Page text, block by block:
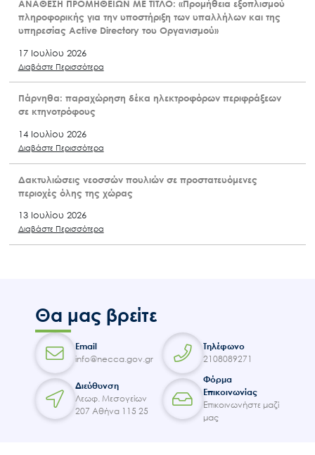
ΑΝΑΘΕΣΗ ΠΡΟΜΗΘΕΙΩΝ ΜΕ ΤΙΤΛΟ: «Προμήθεια εξοπλισμού
πληροφορικής για την υποστήριξη των υπαλλήλων και της
υπηρεσίας Active Directory του Οργανισμού»
17 Ιουλίου 2026
Διαβάστε Περισσότερα
Πάρνηθα: παραχώρηση δέκα ηλεκτροφόρων περιφράξεων
σε κτηνοτρόφους
14 Ιουλίου 2026
Διαβάστε Περισσότερα
Δακτυλιώσεις νεοσσών πουλιών σε προστατευόμενες
περιοχές όλης της χώρας
13 Ιουλίου 2026
Διαβάστε Περισσότερα
Θα μας βρείτε
Email
info@necca.gov.gr
Τηλέφωνο
2108089271
Διεύθυνση
Λεωφ. Μεσογείων
207 Αθήνα 115 25
Φόρμα
Επικοινωνίας
Επικοινωνήστε μαζί
μας